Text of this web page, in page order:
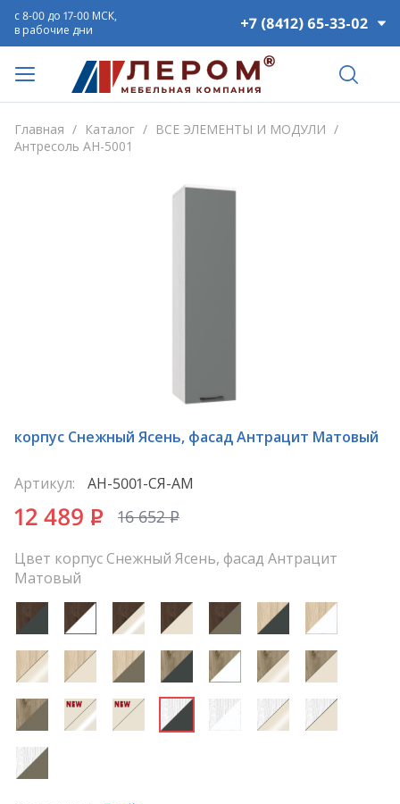
+7 (8412) 65-33-02
с 8-00 до 17-00 МСК,
в рабочие дни
Главная / Каталог / ВСЕ ЭЛЕМЕНТЫ И МОДУЛИ /
Антресоль АН-5001
корпус Снежный Ясень, фасад Антрацит Матовый
Артикул: АН-5001-СЯ-АМ
12 489 P 16 652P
Цвет корпус Снежный Ясень, фасад Антрацит
Матовый